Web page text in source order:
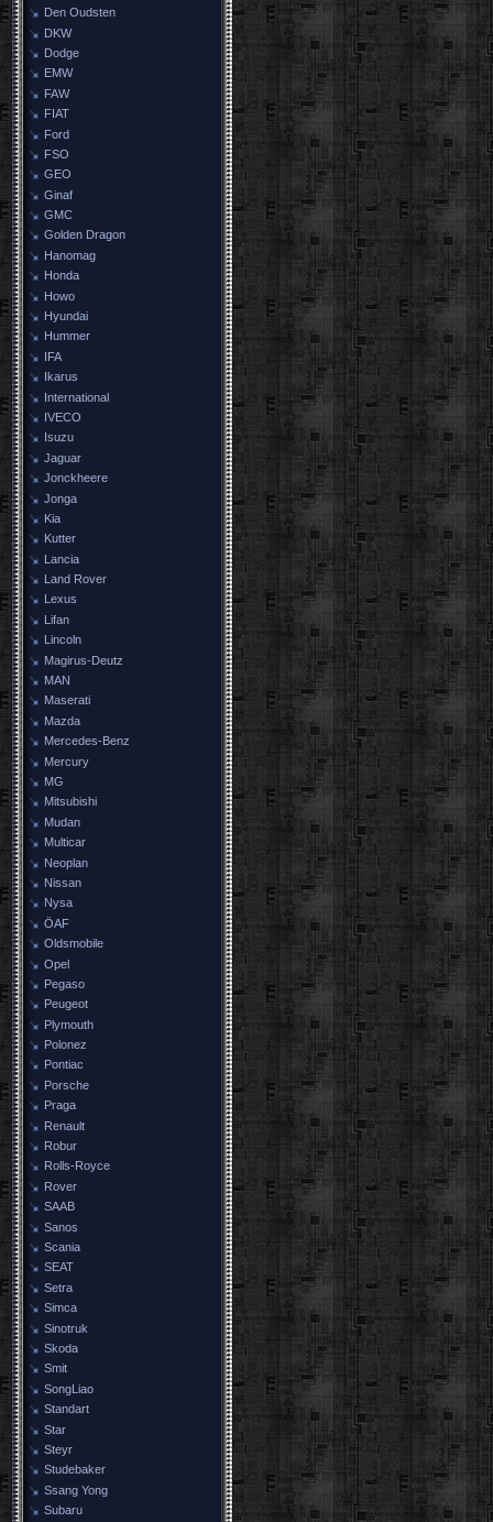
Den Oudsten
DKW
Dodge
EMW
FAW
FIAT
Ford
FSO
GEO
Ginaf
GMC
Golden Dragon
Hanomag
Honda
Howo
Hyundai
Hummer
IFA
Ikarus
International
IVECO
Isuzu
Jaguar
Jonckheere
Jonga
Kia
Kutter
Lancia
Land Rover
Lexus
Lifan
Lincoln
Magirus-Deutz
MAN
Maserati
Mazda
Mercedes-Benz
Mercury
MG
Mitsubishi
Mudan
Multicar
Neoplan
Nissan
Nysa
ÖAF
Oldsmobile
Opel
Pegaso
Peugeot
Plymouth
Polonez
Pontiac
Porsche
Praga
Renault
Robur
Rolls-Royce
Rover
SAAB
Sanos
Scania
SEAT
Setra
Simca
Sinotruk
Skoda
Smit
SongLiao
Standart
Star
Steyr
Studebaker
Ssang Yong
Subaru